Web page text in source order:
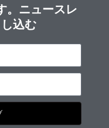
。ニュースレ
込む